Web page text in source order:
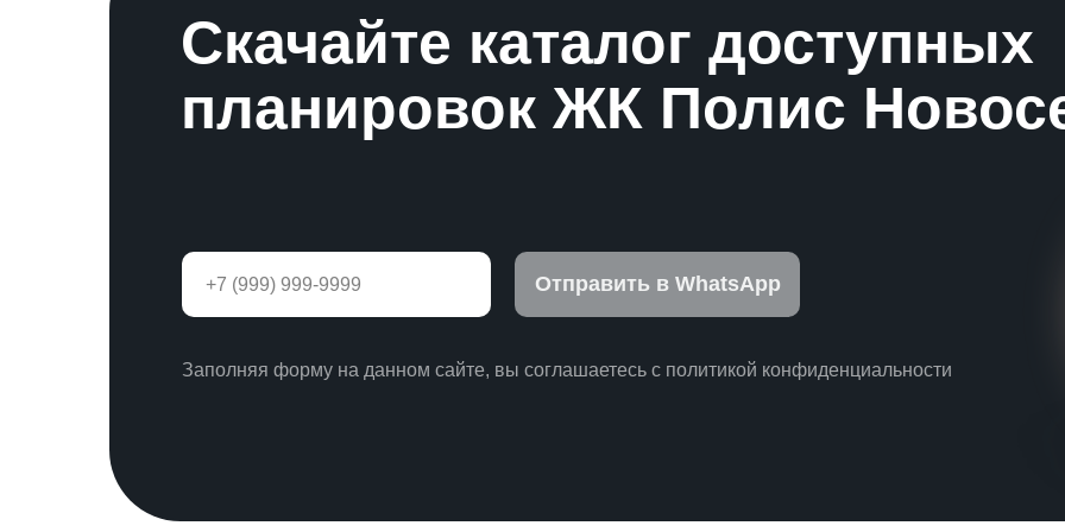
Скачайте каталог доступных
планировок ЖК Полис
Заполняя форму на данном сайте, вы соглашаетесь с политикой конфиденциальности
Отправить в WhatsApp